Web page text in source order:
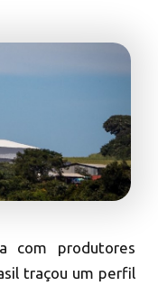
com produtores
traçou um perfil